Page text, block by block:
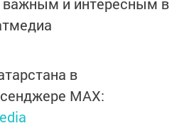
и интересным в
в
MАХ: